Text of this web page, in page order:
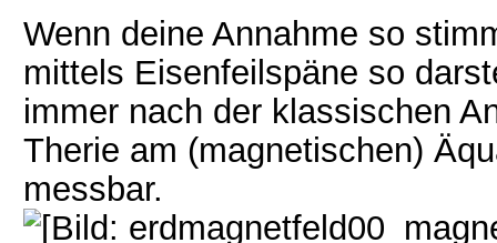
Wenn deine Annahme so
mittels Eisenfeilspäne so
immer nach der klassischen
Therie am (magnetischen)
messbar.